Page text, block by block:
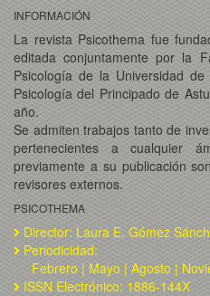
INFORMACIÓN
La revista Psicothema fue
editada conjuntamente por la
Psicología de la Universidad
Psicología del Principado de
año.
Se admiten trabajos tanto de
pertenecientes a cualquier
previamente a su publicación
revisores externos.
PSICOTHEMA
Director: Laura E. Gómez
Periodicidad:
Febrero | Mayo | Agosto |
ISSN Electrónico: 1886-144X